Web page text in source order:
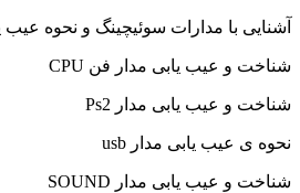
آشنایی با مدارات سوئیچینگ و نحوه عیب
شناخت و عیب یابی مدار فن CPU
شناخت و عیب یابی مدار Ps2
نحوه ی عیب یابی مدار usb
شناخت و عیب یابی مدار SOUND